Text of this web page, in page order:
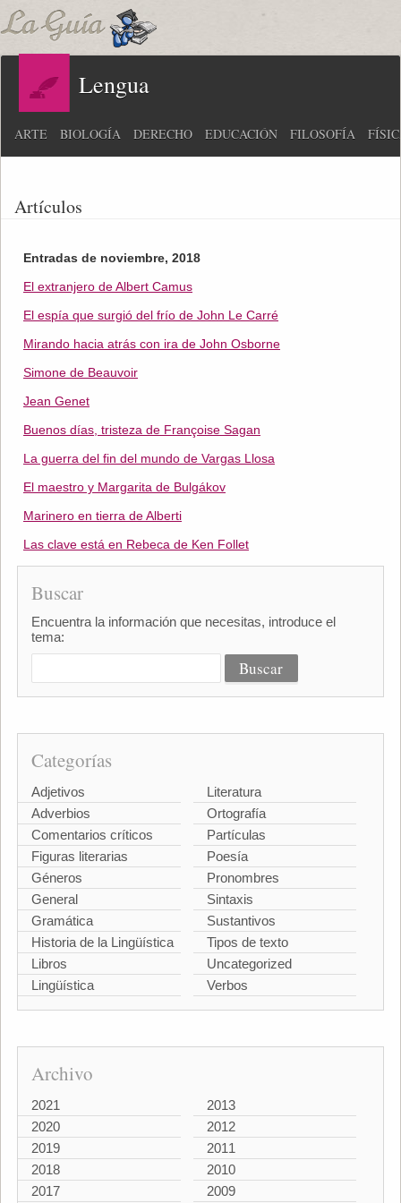
Lengua
ARTE BIOLOGÍA DERECHO EDUCACIÓN FILOSOFÍA
Artículos
Entradas de noviembre, 2018
El extranjero de Albert Camus
El espía que surgió del frío de John Le Carré
Mirando hacia atrás con ira de John Osborne
Simone de Beauvoir
Jean Genet
Buenos días, tristeza de Françoise Sagan
La guerra del fin del mundo de Vargas Llosa
El maestro y Margarita de Bulgákov
Marinero en tierra de Alberti
Las clave está en Rebeca de Ken Follet
Buscar
Encuentra la información que necesitas, introduce el
tema:
Categorías
Adjetivos
Adverbios
Comentarios críticos
Figuras literarias
Géneros
General
Gramática
Historia de la Lingüística
Libros
Lingüística
Literatura
Ortografía
Partículas
Poesía
Pronombres
Sintaxis
Sustantivos
Tipos de texto
Uncategorized
Verbos
Archivo
2021
2020
2019
2018
2017
2013
2012
2011
2010
2009